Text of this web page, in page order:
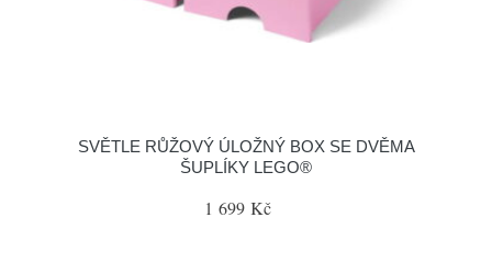
SVĚTLE RŮŽOVÝ ÚLOŽNÝ BOX SE DVĚMA
ŠUPLÍKY LEGO®
1 699 Kč